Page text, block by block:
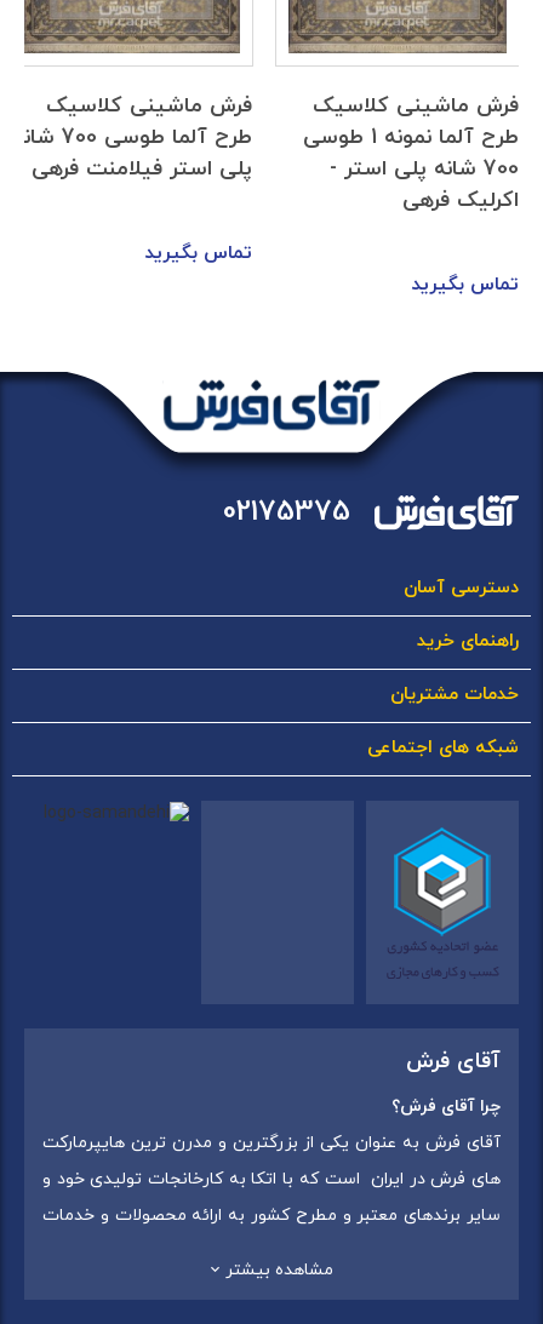
فرش ماشینی کلاسیک
طرح آلما نمونه 1 طوسی
700 شانه پلی استر -
اکرلیک فرهی
تماس بگیرید
فرش ماشینی کلاسیک
طرح آلما طوسی 700 شانه
پلی استر فیلامنت فرهی
تماس بگیرید
02175375
دسترسی آسان
راهنمای خرید
خدمات مشتریان
شبکه های اجتماعی
آقای فرش
چرا آقای فرش؟
آقای فرش به عنوان یکی از بزرگترین و مدرن ترین هایپرمارکت
های فرش در ایران است که با اتکا به کارخانجات تولیدی خود و
سایر برندهای معتبر و مطرح کشور به ارائه محصولات و خدمات
مشاهده بیشتر